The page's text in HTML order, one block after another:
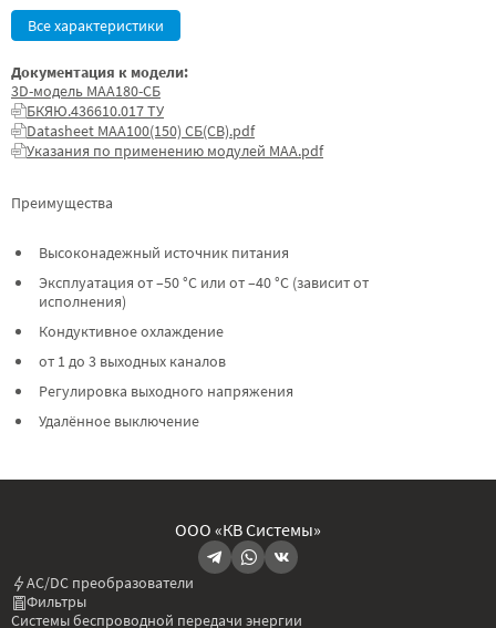
Все характеристики
Преимущества
Высоконадежный источник питания
Эксплуатация от –50 °C или от –40 °C (зависит от
исполнения)
Кондуктивное охлаждение
от 1 до 3 выходных каналов
Регулировка выходного напряжения
Удалённое выключение
Документация к модели:
3D-модель МАА180-СБ
БКЯЮ.436610.017 ТУ
Datasheet МАА100(150) СБ(СВ).pdf
Указания по применению модулей МАА.pdf
ООО «КВ Системы»
AC/DC преобразователи
Фильтры
Системы беспроводной передачи энергии